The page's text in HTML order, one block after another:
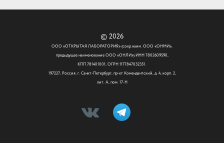
© 2026
ООО «ОТКРЫТАЯ ЛАБОРАТОРИЯ» (сокр.наим. ООО «ОНМИ»,
предыдущее наименование ООО «ОНЛИ») ИНН 7802609590,
КПП 781401001, ОГРН 1177847032351.
197227, Россия, г. Санкт-Петербург, пр-кт Комендантский, д. 4, корп. 2,
лит. А, пом. 17-Н